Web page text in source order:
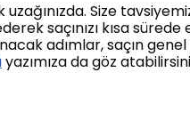
Size
saçınızı kısa sürede
adımlar, saçın
yazımıza da göz